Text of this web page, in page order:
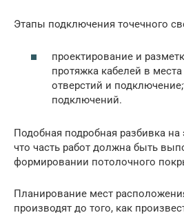
Этапы подключения точечного
проектирование и
протяжка кабелей в
отверстий и
подключений.
Подобная подробная разбивка на
что часть работ должна быть
формировании потолочного
Планирование мест
производят до того, как